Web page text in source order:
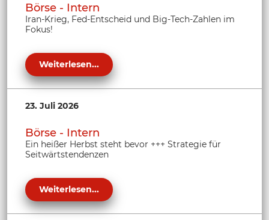
Börse - Intern
Iran-Krieg, Fed-Entscheid und Big-Tech-Zahlen im
Fokus!
Weiterlesen...
23. Juli 2026
Börse - Intern
Ein heißer Herbst steht bevor +++ Strategie für
Seitwärtstendenzen
Weiterlesen...